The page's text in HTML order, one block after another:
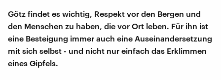
Götz findet es wichtig, Respekt vor den Bergen und
den Menschen zu haben, die vor Ort leben. Für ihn ist
eine Besteigung immer auch eine Auseinandersetzung
mit sich selbst - und nicht nur einfach das Erklimmen
eines Gipfels.